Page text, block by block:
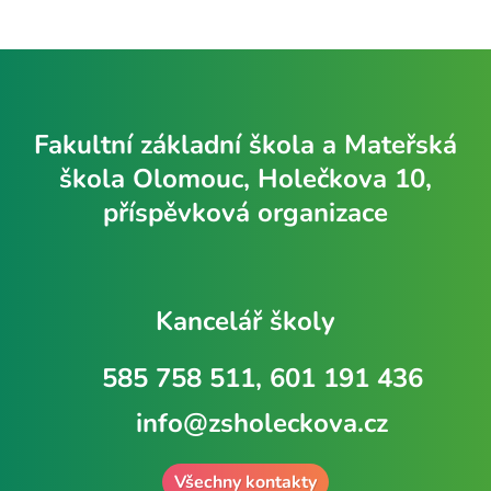
Fakultní základní škola a Mateřská
škola Olomouc, Holečkova 10,
příspěvková organizace
Kancelář školy
585 758 511, 601 191 436
info@zsholeckova.cz
Všechny kontakty